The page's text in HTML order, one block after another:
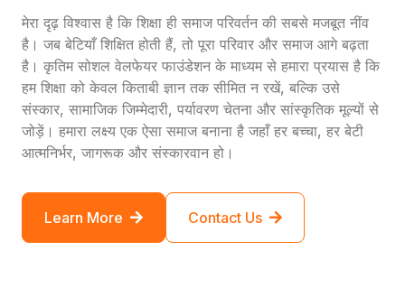
मेरा दृढ़ विश्वास है कि शिक्षा ही समाज परिवर्तन की सबसे मजबूत नींव
है। जब बेटियाँ शिक्षित होती हैं, तो पूरा परिवार और समाज आगे बढ़ता
है। कृतिम सोशल वेलफेयर फाउंडेशन के माध्यम से हमारा प्रयास है कि
हम शिक्षा को केवल किताबी ज्ञान तक सीमित न रखें, बल्कि उसे
संस्कार, सामाजिक जिम्मेदारी, पर्यावरण चेतना और सांस्कृतिक मूल्यों से
जोड़ें। हमारा लक्ष्य एक ऐसा समाज बनाना है जहाँ हर बच्चा, हर बेटी
आत्मनिर्भर, जागरूक और संस्कारवान हो।
Learn More Contact Us